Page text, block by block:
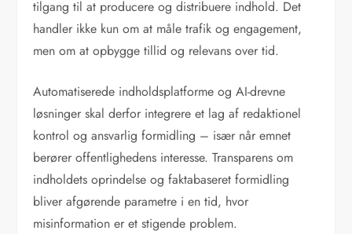
tilgang til at producere og distribuere indhold. Det
handler ikke kun om at måle trafik og engagement,
men om at opbygge tillid og relevans over tid.
Automatiserede indholdsplatforme og AI-drevne
løsninger skal derfor integrere et lag af redaktionel
kontrol og ansvarlig formidling – især når emnet
berører offentlighedens interesse. Transparens om
indholdets oprindelse og faktabaseret formidling
bliver afgørende parametre i en tid, hvor
misinformation er et stigende problem.